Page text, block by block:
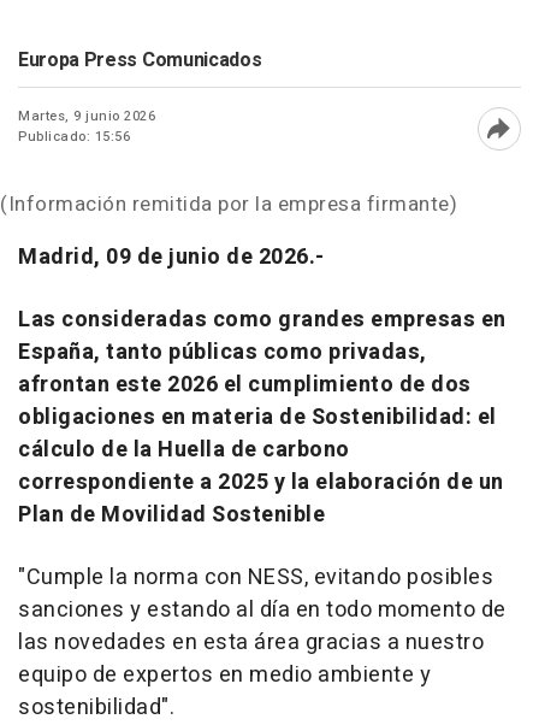
Europa Press Comunicados
Martes, 9 junio 2026
Publicado: 15:56
(Información remitida por la empresa firmante)
Madrid, 09 de junio de 2026.-
Las consideradas como grandes empresas en
España, tanto públicas como privadas,
afrontan este 2026 el cumplimiento de dos
obligaciones en materia de Sostenibilidad: el
cálculo de la Huella de carbono
correspondiente a 2025 y la elaboración de un
Plan de Movilidad Sostenible
"Cumple la norma con NESS, evitando posibles
sanciones y estando al día en todo momento de
las novedades en esta área gracias a nuestro
equipo de expertos en medio ambiente y
sostenibilidad".